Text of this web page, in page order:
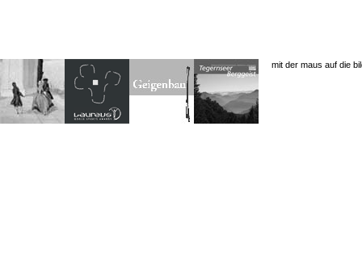
mit der maus auf die